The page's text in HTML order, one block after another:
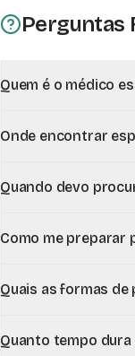
Perguntas
Quem é o médico
Onde encontrar
Quando devo
Como me preparar
Quais as formas de
Quanto tempo